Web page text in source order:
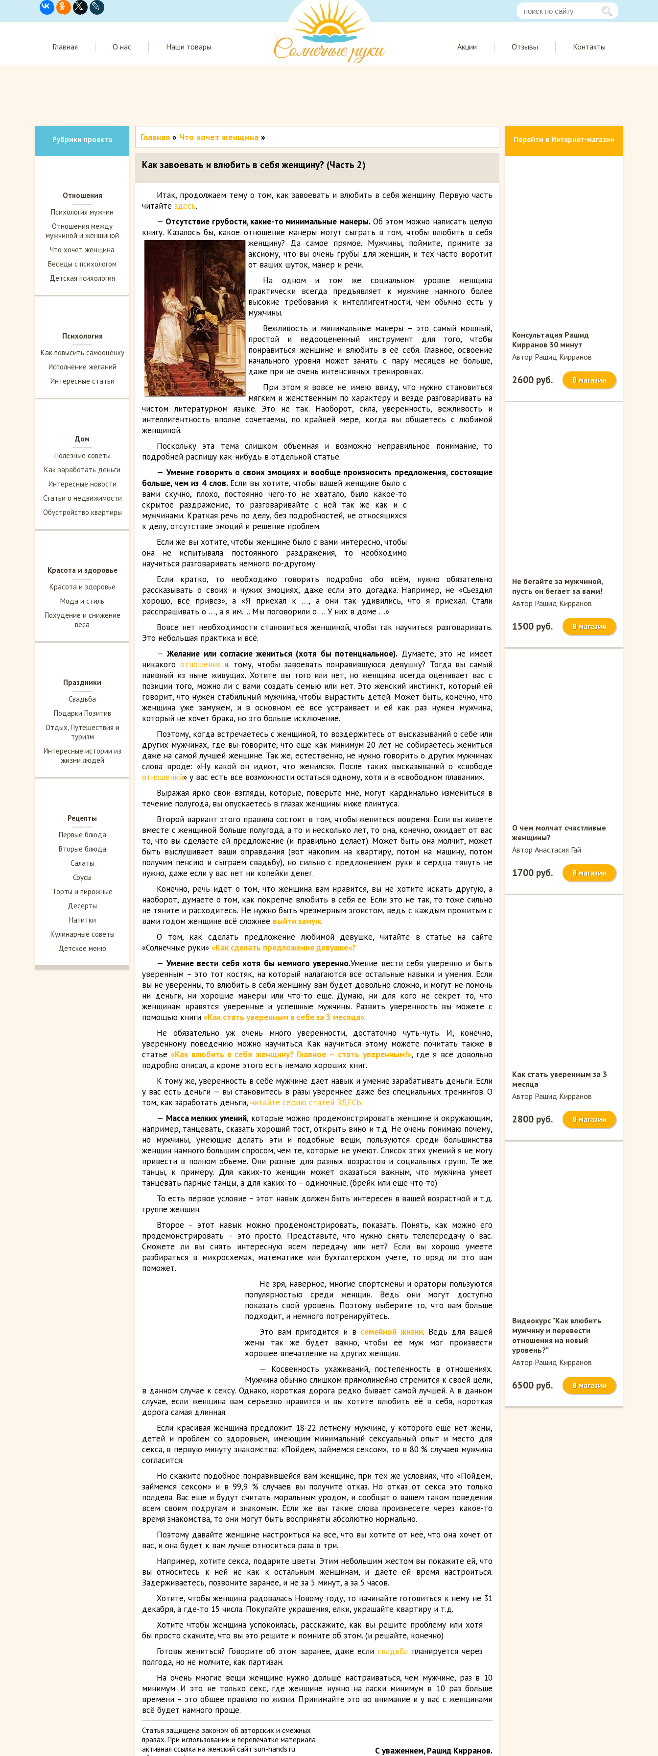
Главная О нас Наши товары Акции Отзывы Контакты
Рубрики проекта
Отношения
Психология мужчин
Отношения между
мужчиной и женщиной
Что хочет женщина
Беседы с психологом
Детская психология
Психология
Как повысить самооценку
Исполнение желаний
Интересные статьи
Дом
Полезные советы
Как заработать деньги
Интересные новости
Статьи о недвижимости
Обустройство квартиры
Красота и здоровье
Красота и здоровье
Мода и стиль
Похудение и снижение
веса
Праздники
Свадьба
Подарки Позитив
Отдых, Путешествия и
туризм
Интересные истории из
жизни людей
Рецепты
Первые блюда
Вторые блюда
Салаты
Соусы
Торты и пирожные
Десерты
Напитки
Кулинарные советы
Детское меню
Главная » Что хочет женщина »
Как завоевать и влюбить в себя женщину? (Часть 2)
Итак, продолжаем тему о том, как завоевать и влюбить в себя женщину. Первую часть
читайте здесь.
— Отсутствие грубости, какие-то минимальные манеры.Об этом можно написать целую
книгу. Казалось бы, какое отношение манеры могут сыграть в том, чтобы влюбить в себя
женщину? Да самое прямое. Мужчины, поймите, примите за
аксиому, что вы очень грубы для женщин, и тех часто воротит
от ваших шуток, манер и речи.
На одном и том же социальном уровне женщина
практически всегда предъявляет к мужчине намного более
высокие требования к интеллигентности, чем обычно есть у
мужчины.
Вежливость и минимальные манеры – это самый мощный,
простой и недооцененный инструмент для того, чтобы
понравиться женщине и влюбить в её себя. Главное, освоение
начального уровня может занять с пару месяцев не больше,
даже при не очень интенсивных тренировках.
При этом я вовсе не имею ввиду, что нужно становиться
мягким и женственным по характеру и везде разговаривать на
чистом литературном языке. Это не так. Наоборот, сила, уверенность, вежливость и
интеллигентность вполне сочетаемы, по крайней мере, когда вы общаетесь с любимой
женщиной.
Поскольку эта тема слишком объемная и возможно неправильное понимание, то
подробней распишу как-нибудь в отдельной статье.
— Умение говорить о своих эмоциях и вообще произносить предложения, состоящие
больше, чем из 4 слов. Если вы хотите, чтобы вашей женщине было с
вами скучно, плохо, постоянно чего-то не хватало, было какое-то
скрытое раздражение, то разговаривайте с ней так же как и с
мужчинами. Краткая речь по делу, без подробностей, не относящихся
к делу, отсутствие эмоций и решение проблем.
Если же вы хотите, чтобы женщине было с вами интересно, чтобы
она не испытывала постоянного раздражения, то необходимо
научиться разговаривать немного по-другому.
Если кратко, то необходимо говорить подробно обо всём, нужно обязательно
рассказывать о своих и чужих эмоциях, даже если это догадка. Например, не «Съездил
хорошо, всё привез», а «Я приехал к …, а они так удивились, что я приехал. Стали
расспрашивать о …, а я им…. Мы поговорили о … У них в доме …»
Вовсе нет необходимости становиться женщиной, чтобы так научиться разговаривать.
Это небольшая практика и всё.
—Желание или согласие жениться (хотя бы потенциальное).Думаете, это не имеет
никакого отношенияк тому, чтобы завоевать понравившуюся девушку? Тогда вы самый
наивный из ныне живущих. Хотите вы того или нет, но женщина всегда оценивает вас с
позиции того, можно ли с вами создать семью или нет. Это женский инстинкт, который ей
говорит, что нужен стабильный мужчина, чтобы вырастить детей. Может быть, конечно, что
женщина уже замужем, и в основном её всё устраивает и ей как раз нужен мужчина,
который не хочет брака, но это больше исключение.
Поэтому, когда встречаетесь с женщиной, то воздержитесь от высказываний о себе или
других мужчинах, где вы говорите, что еще как минимум 20 лет не собираетесь жениться
даже на самой лучшей женщине. Так же, естественно, не нужно говорить о других мужчинах
слова вроде: «Ну какой он идиот, что женился». После таких высказываний о «свободе
отношений» у вас есть все возможности остаться одному, хотя и в «свободном плавании».
Выражая ярко свои взгляды, которые, поверьте мне, могут кардинально измениться в
течение полугода, вы опускаетесь в глазах женщины ниже плинтуса.
Второй вариант этого правила состоит в том, чтобы жениться вовремя. Если вы живете
вместе с женщиной больше полугода, а то и несколько лет, то она, конечно, ожидает от вас
то, что вы сделаете ей предложение (и правильно делает). Может быть она молчит, может
быть выслушивает ваши оправдания (вот накопим на квартиру, потом на машину, потом
получим пенсию и сыграем свадьбу), но сильно с предложением руки и сердца тянуть не
нужно, даже если у вас нет ни копейки денег.
Конечно, речь идет о том, что женщина вам нравится, вы не хотите искать другую, а
наоборот, думаете о том, как покрепче влюбить в себя её. Если это не так, то тоже сильно
не тяните и расходитесь. Не нужно быть чрезмерным эгоистом, ведь с каждым прожитым с
вами годом женщине всё сложнее выйти замуж.
О том, как сделать предложение любимой девушке, читайте в статье на сайте
«Солнечные руки» «Как сделать предложение девушке»?
— Умение вести себя хотя бы немного уверенно.Умение вести себя уверенно и быть
уверенным – это тот костяк, на который налагаются все остальные навыки и умения. Если
вы не уверенны, то влюбить в себя женщину вам будет довольно сложно, и могут не помочь
ни деньги, ни хорошие манеры или что-то еще. Думаю, ни для кого не секрет то, что
женщинам нравятся уверенные и успешные мужчины. Развить уверенность вы можете с
помощью книги «Как стать уверенным в себе за 3 месяца».
Не обязательно уж очень много уверенности, достаточно чуть-чуть. И, конечно,
уверенному поведению можно научиться. Как научиться этому можете почитать также в
статье«Как влюбить в себя женщину? Главное — стать уверенным!», где я всё довольно
подробно описал, а кроме этого есть немало хороших книг.
К тому же, уверенность в себе мужчине дает навык и умение зарабатывать деньги. Если
у вас есть деньги — вы становитесь в разы увереннее даже без специальных тренингов. О
том, как заработать деньги, читайте серию статей ЗДЕСЬ.
— Масса мелких умений, которые можно продемонстрировать женщине и окружающим,
например, танцевать, сказать хороший тост, открыть вино и т.д. Не очень понимаю почему,
но мужчины, умеющие делать эти и подобные вещи, пользуются среди большинства
женщин намного большим спросом, чем те, которые не умеют. Список этих умений я не могу
привести в полном объеме. Они разные для разных возрастов и социальных групп. Те же
танцы, к примеру. Для каких-то женщин может оказаться важным, что мужчина умеет
танцевать парные танцы, а для каких-то – одиночные. (брейк или еще что-то)
То есть первое условие – этот навык должен быть интересен в вашей возрастной и т.д.
группе женщин.
Второе – этот навык можно продемонстрировать, показать. Понять, как можно его
продемонстрировать – это просто. Представьте, что нужно снять телепередачу о вас.
Сможете ли вы снять интересную всем передачу или нет? Если вы хорошо умеете
разбираться в микросхемах, математике или бухгалтерском учете, то вряд ли это вам
поможет.
Не зря, наверное, многие спортсмены и ораторы пользуются
популярностью среди женщин. Ведь они могут доступно
показать свой уровень. Поэтому выберите то, что вам больше
подходит, и немного потренируйтесь.
Это вам пригодится и в семейной жизни. Ведь для вашей
жены так же будет важно, чтобы её муж мог произвести
хорошее впечатление на других женщин.
— Косвенность ухаживаний, постепенность в отношениях.
Мужчина обычно слишком прямолинейно стремится к своей цели,
в данном случае к сексу. Однако, короткая дорога редко бывает самой лучшей. А в данном
случае, если женщина вам серьезно нравится и вы хотите влюбить её в себя, короткая
дорога самая длинная.
Если красивая женщина предложит 18-22 летнему мужчине, у которого еще нет жены,
детей и проблем со здоровьем, имеющим минимальный сексуальный опыт и место для
секса, в первую минуту знакомства: «Пойдем, займемся сексом», то в 80 % случаев мужчина
согласится.
Но скажите подобное понравившейся вам женщине, при тех же условиях, что «Пойдем,
займемся сексом» и в 99,9 % случаев вы получите отказ. Но отказ от секса это только
полдела. Вас еще и будут считать моральным уродом, и сообщат о вашем таком поведении
всем своим подругам и знакомым. Если же вы такие слова произнесете через какое-то
время знакомства, то они могут быть восприняты абсолютно нормально.
Поэтому давайте женщине настроиться на всё, что вы хотите от неё, что она хочет от
вас, и она будет к вам лучше относиться раза в три.
Например, хотите секса, подарите цветы. Этим небольшим жестом вы покажите ей, что
вы относитесь к ней не как к остальным женщинам, и даете ей время настроиться.
Задерживаетесь, позвоните заранее, и не за 5 минут, а за 5 часов.
Хотите, чтобы женщина радовалась Новому году, то начинайте готовиться к нему не 31
декабря, а где-то 15 числа. Покупайте украшения, елки, украшайте квартиру и т.д.
Хотите чтобы женщина успокоилась, расскажите, как вы решите проблему или хотя
бы просто скажите, что вы это решите и помните об этом. (и решайте, конечно)
Готовы жениться? Говорите об этом заранее, даже еслисвадьба планируется через
полгода, но не молчите, как партизан.
На очень многие вещи женщине нужно дольше настраиваться, чем мужчине, раз в 10
минимум. И это не только секс, где женщине нужно на ласки минимум в 10 раз больше
времени – это общее правило по жизни. Принимайте это во внимание и у вас с женщинами
всё будет намного проще.
Статья защищена законом об авторских и смежных
правах. При использовании и перепечатке материала
активная ссылка на женский сайт sun-hands.ru
С уважением, Рашид Кирранов.
Перейти в Интернет-магазин
Консультация Рашид
Кирранов 30 минут
Автор Рашид Кирранов
2600 руб. В магазин
Не бегайте за мужчиной,
пусть он бегает за вами!
Автор Рашид Кирранов
1500 руб. В магазин
О чем молчат счастливые
женщины?
Автор Анастасия Гай
1700 руб. В магазин
Как стать уверенным за 3
месяца
Автор Рашид Кирранов
2800 руб. В магазин
Видеокурс "Как влюбить
мужчину и перевести
отношения на новый
уровень?"
Автор Рашид Кирранов
6500 руб. В магазин